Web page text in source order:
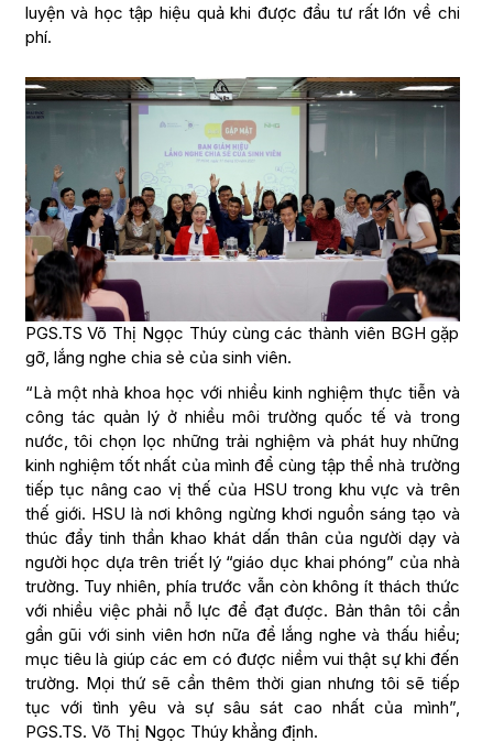
luyện và học tập hiệu quả khi được đầu tư rất lớn về chi
phí.
PGS.TS Võ Thị Ngọc Thúy cùng các thành viên BGH gặp
gỡ, lắng nghe chia sẻ của sinh viên.
“Là một nhà khoa học với nhiều kinh nghiệm thực tiễn và
công tác quản lý ở nhiều môi trường quốc tế và trong
nước, tôi chọn lọc những trải nghiệm và phát huy những
kinh nghiệm tốt nhất của mình để cùng tập thể nhà trường
tiếp tục nâng cao vị thế của HSU trong khu vực và trên
thế giới. HSU là nơi không ngừng khơi nguồn sáng tạo và
thúc đẩy tinh thần khao khát dấn thân của người dạy và
người học dựa trên triết lý “giáo dục khai phóng” của nhà
trường. Tuy nhiên, phía trước vẫn còn không ít thách thức
với nhiều việc phải nỗ lực để đạt được. Bản thân tôi cần
gần gũi với sinh viên hơn nữa để lắng nghe và thấu hiểu;
mục tiêu là giúp các em có được niềm vui thật sự khi đến
trường. Mọi thứ sẽ cần thêm thời gian nhưng tôi sẽ tiếp
tục với tình yêu và sự sâu sát cao nhất của mình”,
PGS.TS. Võ Thị Ngọc Thúy khẳng định.